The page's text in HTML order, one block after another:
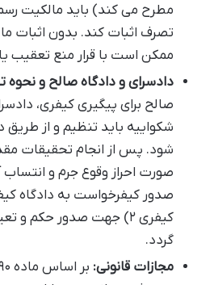
مطرح می کند) باید مالکیت
تصرف اثبات کند. بدون اثبات
ممکن است با قرار منع تعقیب
دادسرای و دادگاه صالح و نحوه
صالح برای پیگیری کیفری،
شکواییه باید تنظیم و از
شود. پس از انجام تحقیقات
صورت احراز وقوع جرم و انتساب
صدور کیفرخواست به دادگاه
کیفری ۲) جهت صدور حکم و
گردد.
مجازات قانونی: